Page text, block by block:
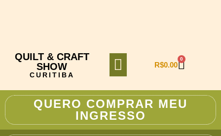
QUILT & CRAFT
SHOW
CURITIBA
R$0.00
0
QUERO COMPRAR MEU
INGRESSO